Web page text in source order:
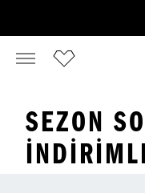
SEZON